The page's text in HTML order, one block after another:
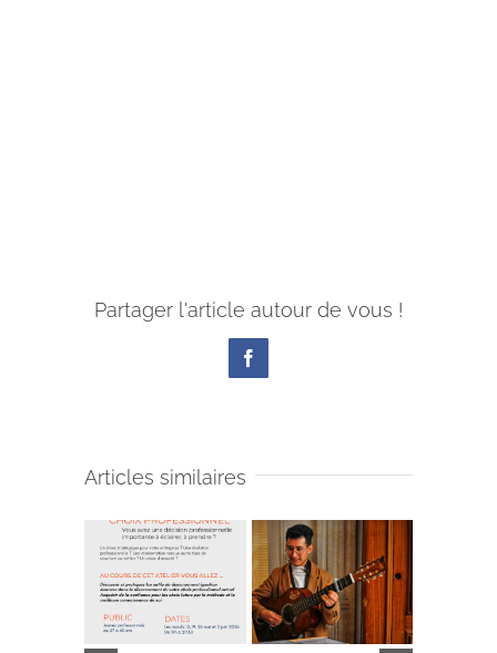
Partager l'article autour de vous !
Facebook
Articles similaires